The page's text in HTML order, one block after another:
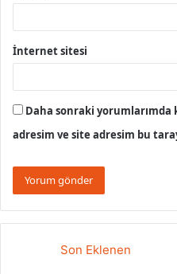
İnternet sitesi
Daha sonraki yorumlarımda
adresim ve site adresim bu
Son Eklenen